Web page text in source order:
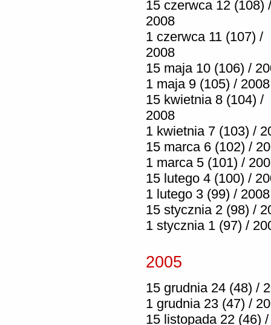
15 czerwca 12 (108) /
2008
1 czerwca 11 (107) /
2008
15 maja 10 (106) /
1 maja 9 (105) / 2008
15 kwietnia 8 (104) /
2008
1 kwietnia 7 (103) /
15 marca 6 (102) /
1 marca 5 (101) /
15 lutego 4 (100) /
1 lutego 3 (99) / 2008
15 stycznia 2 (98) /
1 stycznia 1 (97) /
2005
15 grudnia 24 (48) /
1 grudnia 23 (47) /
15 listopada 22 (46) /